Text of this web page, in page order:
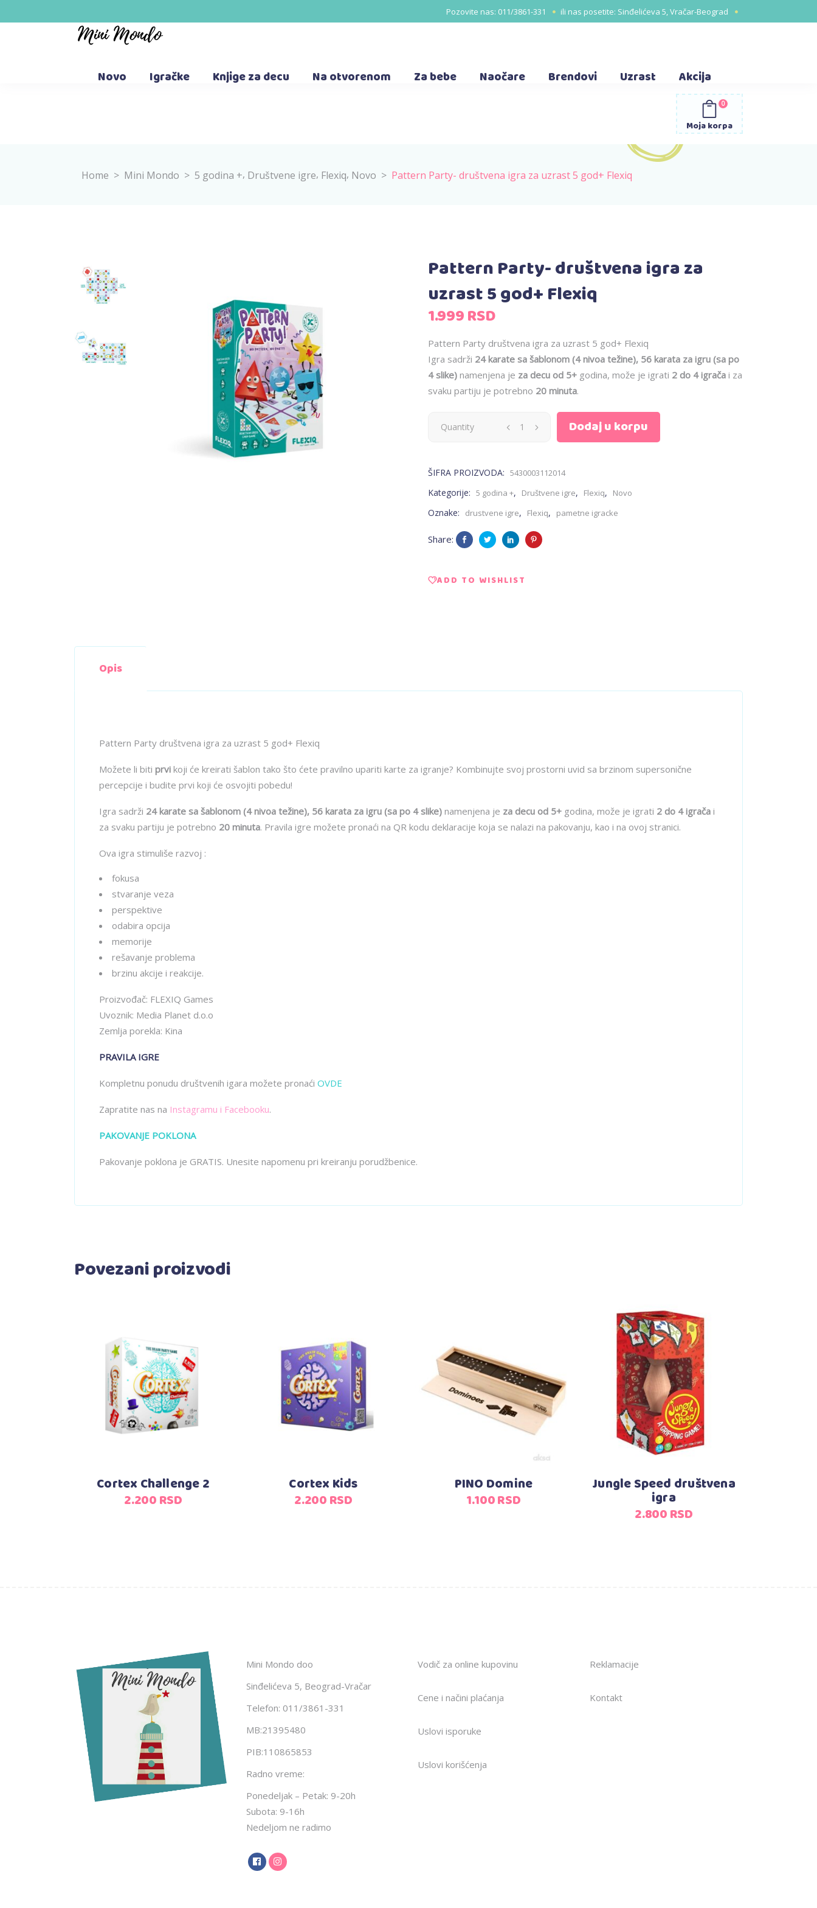
Pozovite nas: 011/3861-331 ili nas posetite: Sinđelićeva 5, Vračar-Beograd
Novo Igračke Knjige za decu Na otvorenom Za bebe Naočare Brendovi Uzrast Akcija
Moja korpa
0
Home > Mini Mondo > 5 godina +, Društvene igre, Flexiq, Novo > Pattern Party- društvena igra za uzrast 5 god+ Flexiq
Pattern Party- društvena igra za
uzrast 5 god+ Flexiq
1.999RSD
Pattern Party društvena igra za uzrast 5 god+ Flexiq
Igra sadrži 24 karate sa šablonom (4 nivoa težine), 56 karata za igru (sa po
4 slike) namenjena je za decu od 5+ godina, može je igrati 2 do 4 igrača i za
svaku partiju je potrebno 20 minuta.
Pattern
društvena
5
Quantity Dodaj u korpu
ŠIFRA PROIZVODA: 5430003112014
Kategorije: 5 godina +, Društvene igre, Flexiq, Novo
Oznake: drustvene igre, Flexiq, pametne igracke
Share:
ADD TO WISHLIST
Opis
Pattern Party društvena igra za uzrast 5 god+ Flexiq
Možete li biti prvi koji će kreirati šablon tako što ćete pravilno upariti karte za igranje? Kombinujte svoj prostorni uvid sa brzinom supersonične
percepcije i budite prvi koji će osvojiti pobedu!
Igra sadrži 24 karate sa šablonom (4 nivoa težine), 56 karata za igru (sa po 4 slike) namenjena je za decu od 5+ godina, može je igrati 2 do 4 igrača i
za svaku partiju je potrebno 20 minuta. Pravila igre možete pronaći na QR kodu deklaracije koja se nalazi na pakovanju, kao i na ovoj stranici.
Ova igra stimuliše razvoj :
fokusa
stvaranje veza
perspektive
odabira opcija
memorije
rešavanje problema
brzinu akcije i reakcije.
Proizvođač: FLEXIQ Games
Uvoznik: Media Planet d.o.o
Zemlja porekla: Kina
PRAVILA IGRE
Kompletnu ponudu društvenih igara možete pronaći OVDE
Zapratite nas na Instagramu i Facebooku.
PAKOVANJE POKLONA
Pakovanje poklona je GRATIS. Unesite napomenu pri kreiranju porudžbenice.
Povezani proizvodi
Dodaj u korpu
Cortex Challenge 2
2.200RSD
Dodaj u korpu
Cortex Kids
2.200RSD
Dodaj u korpu
PINO Domine
1.100RSD
Dodaj u korpu
Jungle Speed društvena
igra
2.800RSD
Mini Mondo doo
Sinđelićeva 5, Beograd-Vračar
Telefon: 011/3861-331
MB:21395480
PIB:110865853
Radno vreme:
Ponedeljak – Petak: 9-20h
Subota: 9-16h
Nedeljom ne radimo
Vodič za online kupovinu
Cene i načini plaćanja
Uslovi isporuke
Uslovi korišćenja
Reklamacije
Kontakt